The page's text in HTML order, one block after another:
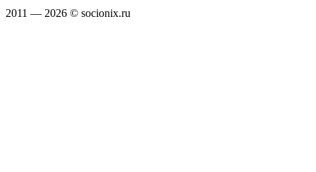
2011 — 2026 © socionix.ru